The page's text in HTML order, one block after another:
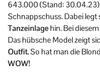
643.000 (Stand:
Schnappschuss. Dabei legt
Tanzeinlagehin. Bei
Das hübsche Model zeigt
Outfit.So hat man die
WOW!